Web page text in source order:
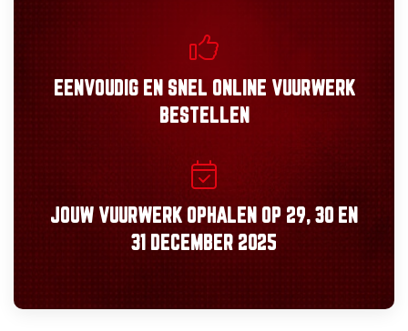
EENVOUDIGEN SNEL ONLINE VUURWERK
BESTELLEN
JOUW VUURWERK OPHALEN OP 29, 30 EN
31 DECEMBER 2025